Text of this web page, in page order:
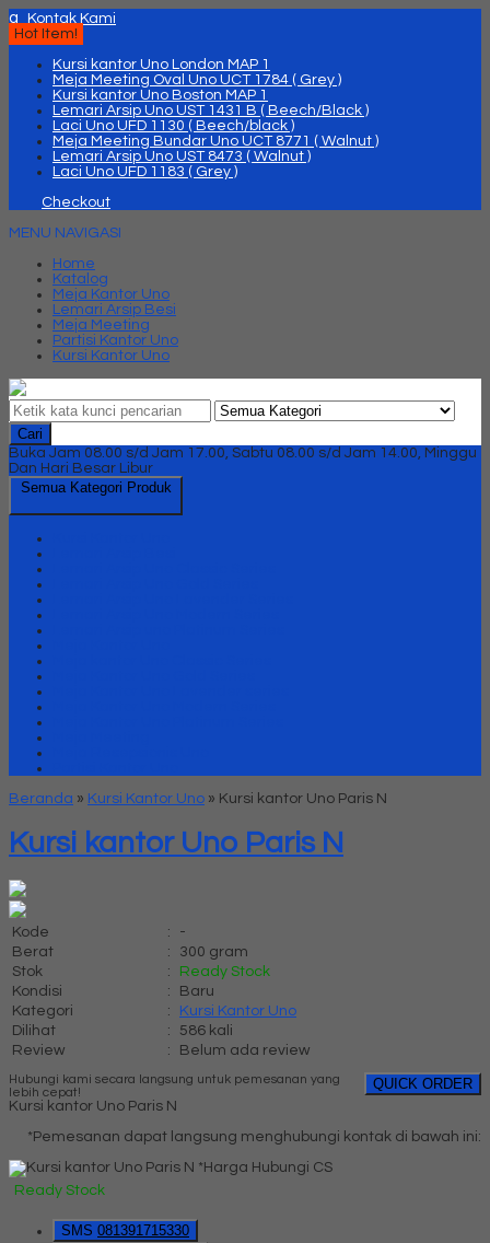
q
Kontak Kami
Hot Item!
Kursi kantor Uno London MAP 1
Meja Meeting Oval Uno UCT 1784 ( Grey )
Kursi kantor Uno Boston MAP 1
Lemari Arsip Uno UST 1431 B ( Beech/Black )
Laci Uno UFD 1130 ( Beech/black )
Meja Meeting Bundar Uno UCT 8771 ( Walnut )
Lemari Arsip Uno UST 8473 ( Walnut )
Laci Uno UFD 1183 ( Grey )
Checkout
MENU NAVIGASI
Home
Katalog
Meja Kantor Uno
Lemari Arsip Besi
Meja Meeting
Partisi Kantor Uno
Kursi Kantor Uno
Cari
Buka Jam 08.00 s/d Jam 17.00, Sabtu 08.00 s/d Jam 14.00, Minggu
Dan Hari Besar Libur
Semua Kategori Produk
Beranda » Kursi Kantor Uno » Kursi kantor Uno Paris N
Kursi kantor Uno Paris N
Kode :
-
Berat
:
300 gram
Stok
:
Ready Stock
Kondisi
:
Baru
Kategori
:
Kursi Kantor Uno
Dilihat
:
586 kali
Review
: Belum ada review
QUICK ORDER
Hubungi kami secara langsung untuk pemesanan yang
lebih cepat!
Kursi kantor Uno Paris N
*Pemesanan dapat langsung menghubungi kontak di bawah ini:
*Harga Hubungi CS
Ready Stock
SMS 081391715330